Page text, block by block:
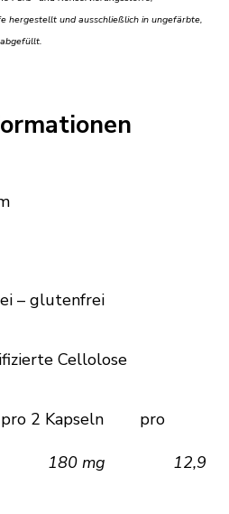
hergestellt und ausschließlich in ungefärbte,
– glutenfrei
Cellolose
Kapseln pro
180 mg 12,9